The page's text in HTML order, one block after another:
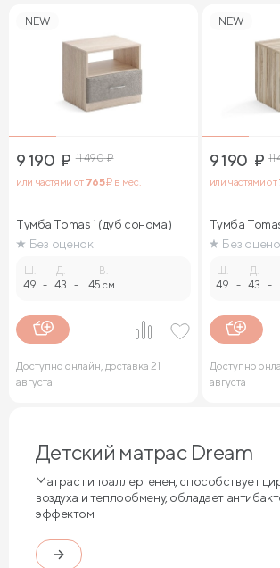
NEW
9 190 ₽ 11 490₽
или частями от 765₽ в мес.
Тумба Tomas 1 (дуб сонома)
Без оценок
49 -
Д.
43 -
В.
45 см.
Доступно онлайн, доставка 21
августа
NEW
9 190 ₽
или частями от
Тумба
ориноко)
Без
49 -
Д.
43 -
Доступно
августа
Детский матрас Dream
Матрас гипоаллергенен, способствует
воздуха и теплообмену, обладает
эффектом